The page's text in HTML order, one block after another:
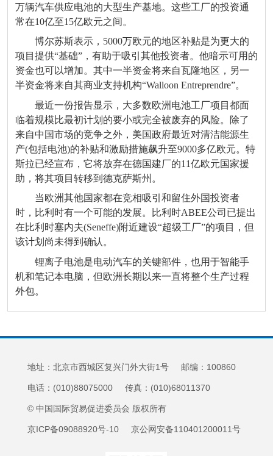
万辆汽车供应电池的大型生产基地。这些工厂的投资通
常在10亿至15亿欧元之间。
博尔苏斯表示，5000万欧元的地区补贴是为更大的
项目提供“基础”，有助于吸引其他投资者。他暗示可用的
资金也可以增加。其中一半资金将来自瓦隆地区，另一
半资金将来自其商业支持机构“Walloon Entreprendre”。
最近一份报告显示，大多数欧洲电池工厂项目都面
临着规模比最初计划的要小或完全被废弃的风险。除了
来自中国市场的竞争之外，美国政府最近对清洁能源生
产(包括电池)的补贴和激励措施飙升至9000多亿欧元。特
斯拉已经宣布，它将放弃在德国建厂的11亿欧元国家援
助，将其项目转移到德克萨斯州。
当欧洲其他国家都在竞相吸引和留住外国投资者
时，比利时有一个可能的发展。比利时ABEE公司已提出
在比利时塞内夫(Seneffe)附近建设“超级工厂”的项目，但
该计划尚未得到确认。
锂离子电池是电动汽车的关键部件，也用于智能手
机和笔记本电脑，但欧洲长期以来一直将整个生产过程
外包。
地址：北京市西城区复兴门外大街1号 邮编：100860
电话：(010)88075000 传真：(010)68011370
© 中国国际贸易促进委员会 版权所有
京ICP备09088920号-10 京公网安备110401200011号